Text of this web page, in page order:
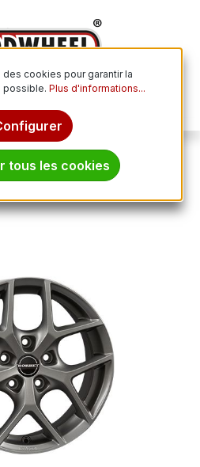
titan matt 6.5Jx16
des cookies pour garantir la
possible. Plus d'informations...
tous les cookies